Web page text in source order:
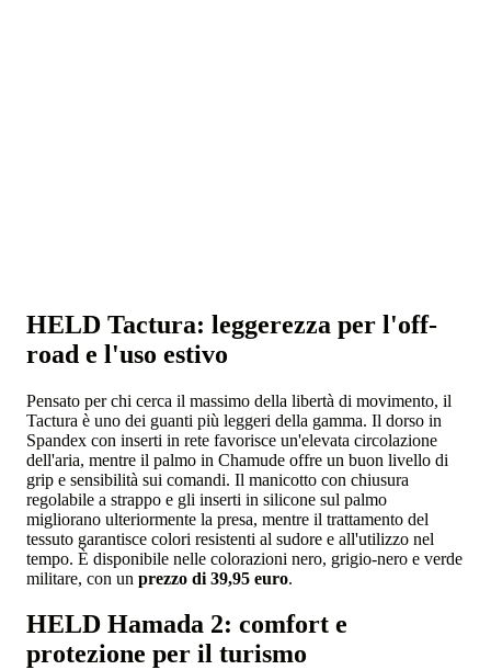
HELD Tactura: leggerezza per l'off-
road e l'uso estivo
Pensato per chi cerca il massimo della libertà di movimento, il
Tactura è uno dei guanti più leggeri della gamma. Il dorso in
Spandex con inserti in rete favorisce un'elevata circolazione
dell'aria, mentre il palmo in Chamude offre un buon livello di
grip e sensibilità sui comandi. Il manicotto con chiusura
regolabile a strappo e gli inserti in silicone sul palmo
migliorano ulteriormente la presa, mentre il trattamento del
tessuto garantisce colori resistenti al sudore e all'utilizzo nel
tempo. È disponibile nelle colorazioni nero, grigio-nero e verde
militare, con un prezzo di 39,95 euro.
HELD Hamada 2: comfort e
protezione per il turismo